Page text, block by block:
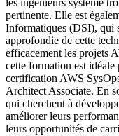
les ingénieurs système
pertinente. Elle est
Informatiques (DSI), qui
approfondie de cette
efficacement les projets
cette formation est idéale
certification AWS
Architect Associate. En
qui cherchent à
améliorer leurs
leurs opportunités de